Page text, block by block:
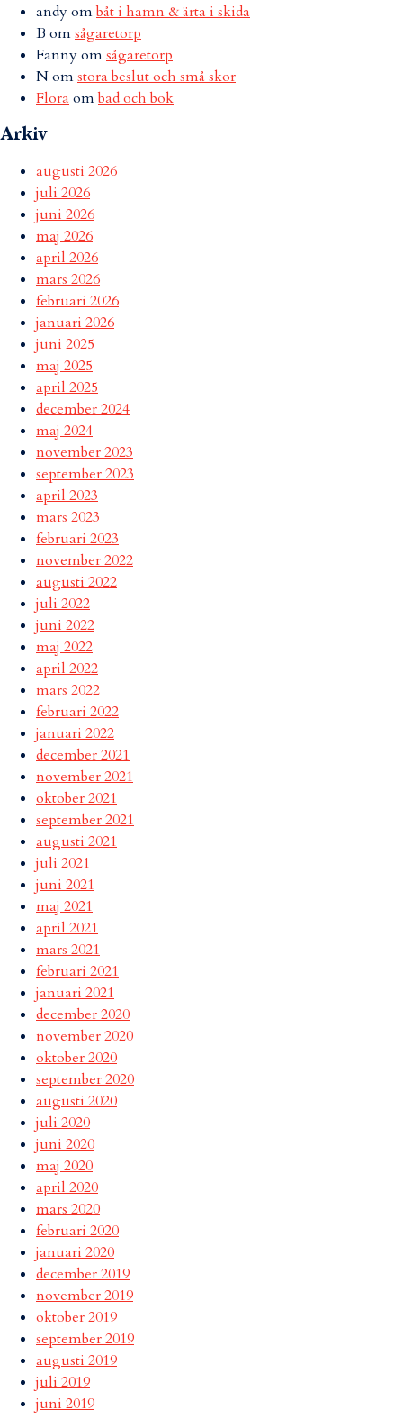
andyombåt i hamn & ärta i skida
B omsågaretorp
Fannyomsågaretorp
Nomstora beslut och små skor
Flora ombad och bok
Arkiv
augusti 2026
juli 2026
juni 2026
maj 2026
april 2026
mars 2026
februari 2026
januari 2026
juni 2025
maj 2025
april 2025
december 2024
maj 2024
november 2023
september 2023
april 2023
mars 2023
februari 2023
november 2022
augusti 2022
juli 2022
juni 2022
maj 2022
april 2022
mars 2022
februari 2022
januari 2022
december 2021
november 2021
oktober 2021
september 2021
augusti 2021
juli 2021
juni 2021
maj 2021
april 2021
mars 2021
februari 2021
januari 2021
december 2020
november 2020
oktober 2020
september 2020
augusti 2020
juli 2020
juni 2020
maj 2020
april 2020
mars 2020
februari 2020
januari 2020
december 2019
november 2019
oktober 2019
september 2019
augusti 2019
juli 2019
juni 2019